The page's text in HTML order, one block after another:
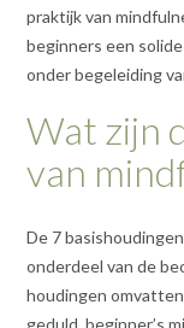
praktijk van
beginners een
onder begeleiding
Wat zijn
van
De 7
onderdeel van de
houdingen